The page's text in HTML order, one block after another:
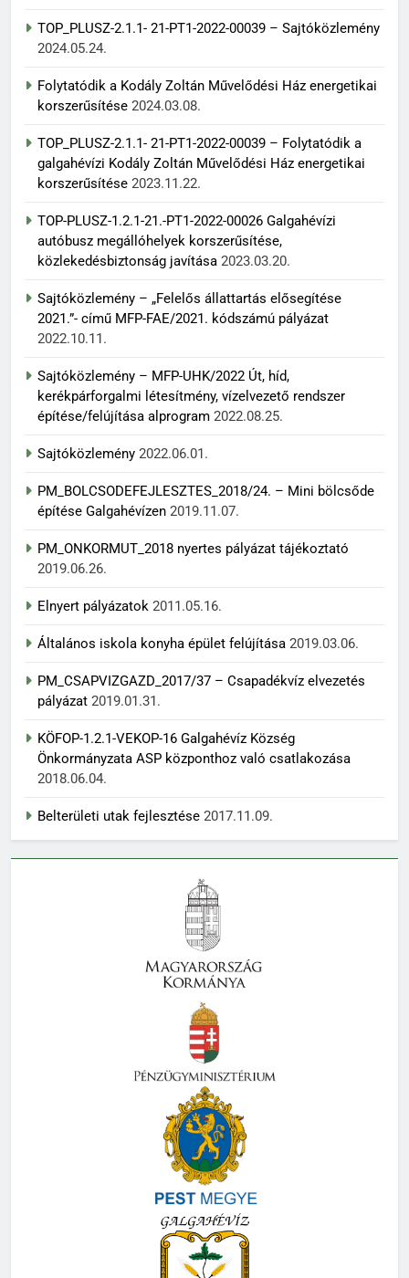
TOP_PLUSZ-2.1.1- 21-PT1-2022-00039 – Sajtóközlemény
2024.05.24.
Folytatódik a Kodály Zoltán Művelődési Ház energetikai
korszerűsítése 2024.03.08.
TOP_PLUSZ-2.1.1- 21-PT1-2022-00039 – Folytatódik a
galgahévízi Kodály Zoltán Művelődési Ház energetikai
korszerűsítése 2023.11.22.
TOP-PLUSZ-1.2.1-21.-PT1-2022-00026 Galgahévízi
autóbusz megállóhelyek korszerűsítése,
közlekedésbiztonság javítása 2023.03.20.
Sajtóközlemény – „Felelős állattartás elősegítése
2021.”- című MFP-FAE/2021. kódszámú pályázat
2022.10.11.
Sajtóközlemény – MFP-UHK/2022 Út, híd,
kerékpárforgalmi létesítmény, vízelvezető rendszer
építése/felújítása alprogram 2022.08.25.
Sajtóközlemény 2022.06.01.
PM_BOLCSODEFEJLESZTES_2018/24. – Mini bölcsőde
építése Galgahévízen 2019.11.07.
PM_ONKORMUT_2018 nyertes pályázat tájékoztató
2019.06.26.
Elnyert pályázatok 2011.05.16.
Általános iskola konyha épület felújítása 2019.03.06.
PM_CSAPVIZGAZD_2017/37 – Csapadékvíz elvezetés
pályázat 2019.01.31.
KÖFOP-1.2.1-VEKOP-16 Galgahévíz Község
Önkormányzata ASP központhoz való csatlakozása
2018.06.04.
Belterületi utak fejlesztése 2017.11.09.